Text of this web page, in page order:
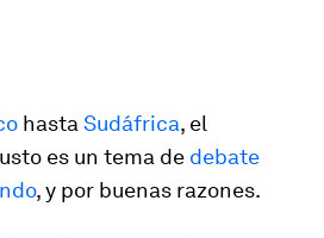
hasta Sudáfrica, el
es un tema de debate
, y por buenas razones.